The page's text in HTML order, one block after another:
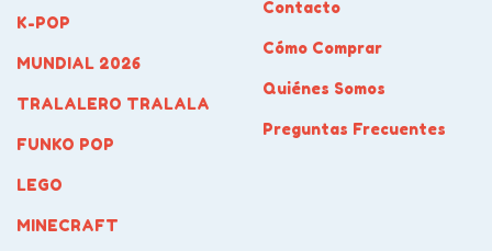
K-POP
MUNDIAL 2026
TRALALERO TRALALA
FUNKO POP
LEGO
MINECRAFT
Contacto
Cómo Comprar
Quiénes Somos
Preguntas Frecuentes